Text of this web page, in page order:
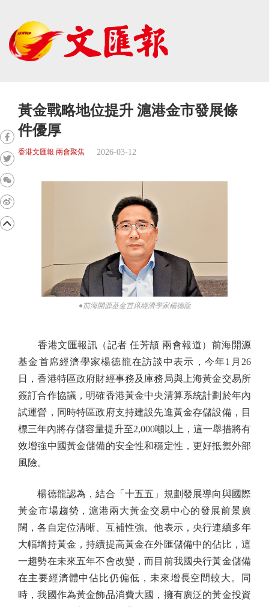
黃金戰略地位提升 滬港金市發展條
件優厚
香港文匯報 兩會聚焦 2026-03-12
●前海開源基金首席經濟學家楊德龍
香港文匯報訊（記者 任芳頡 兩會報道）前海開源
基金首席經濟學家楊德龍在訪談中表示，今年1月26
日，香港特區政府財經事務及庫務局與上海黃金交易所
簽訂合作協議，明確香港黃金中央清算系統計劃於年內
試運營，同時特區政府支持建設先進黃金存儲設備，目
標三年內將存儲容量提升至2,000噸以上，這一舉措將有
效增強中國黃金儲備的安全性和穩定性，更好抵禦外部
風險。
楊德龍認為，結合「十五五」規劃發展導向與國際
黃金市場趨勢，滬港兩大黃金交易中心的發展前景廣
闊，各自定位清晰、互補性強。他表示，央行連續多年
大幅增持黃金，持續提高黃金在外匯儲備中的佔比，這
一趨勢在未來五年不會改變，而目前我國央行黃金儲備
在主要經濟體中佔比仍偏低，未來增長空間較大。同
時，我國作為黃金飾品消費大國，擁有廣泛的黃金投資